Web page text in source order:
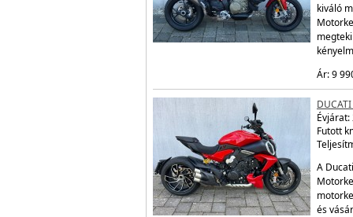
kiváló
Ár: 9
Évjárat:
Futott
A
és